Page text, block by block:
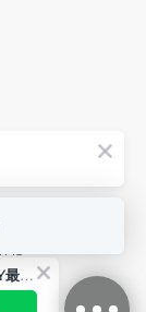
18:00
訂閱，將獲得WOKY最新消息